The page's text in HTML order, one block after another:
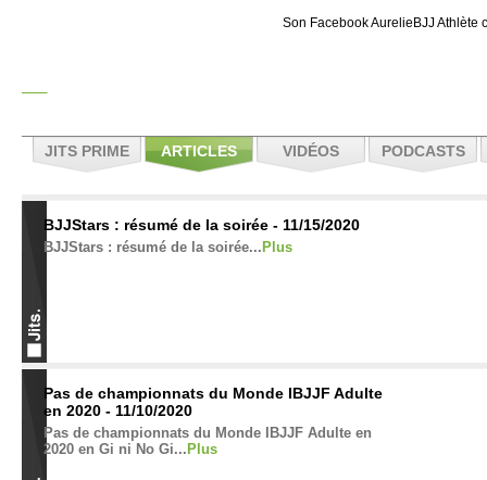
Son Facebook AurelieBJJ Athlète
JITS PRIME ARTICLES VIDÉOS PODCASTS
BJJStars : résumé de la soirée - 11/15/2020
BJJStars : résumé de la soirée... Plus
Pas de championnats du Monde IBJJF Adulte
en 2020 - 11/10/2020
Pas de championnats du Monde IBJJF Adulte en
2020 en Gi ni No Gi... Plus